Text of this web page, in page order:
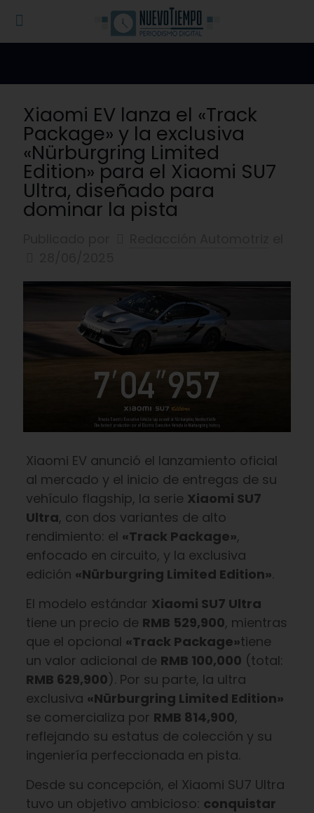
Xiaomi EV lanza el «Track
Package» y la exclusiva
«Nürburgring Limited
Edition» para el Xiaomi SU7
Ultra, diseñado para
dominar la pista
Xiaomi EV anunció el lanzamiento oficial
al mercado y el inicio de entregas de su
vehículo flagship, la serie Xiaomi SU7
Ultra, con dos variantes de alto
rendimiento: el «Track Package»,
enfocado en circuito, y la exclusiva
edición «Nürburgring Limited Edition».
El modelo estándar Xiaomi SU7 Ultra
tiene un precio de RMB 529,900, mientras
que el opcional «Track Package»tiene
un valor adicional de RMB 100,000 (total:
RMB 629,900). Por su parte, la ultra
exclusiva «Nürburgring Limited Edition»
se comercializa por RMB 814,900,
reflejando su estatus de colección y su
ingeniería perfeccionada en pista.
Desde su concepción, el Xiaomi SU7 Ultra
tuvo un objetivo ambicioso: conquistar